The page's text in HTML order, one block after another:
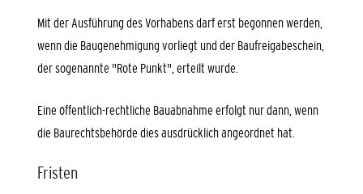
Mit der Ausführung des Vorhabens darf erst begonnen werden,
wenn die Baugenehmigung vorliegt und der Baufreigabeschein,
der sogenannte "Rote Punkt", erteilt wurde.
Eine öffentlich-rechtliche Bauabnahme erfolgt nur dann, wenn
die Baurechtsbehörde dies ausdrücklich angeordnet hat.
Fristen